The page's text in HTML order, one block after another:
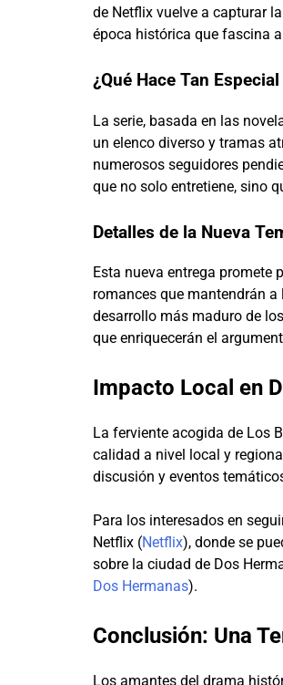
de Netflix vuelve a capturar
época histórica que fascina
¿Qué Hace Tan
La serie, basada en las
un elenco diverso y tramas
numerosos seguidores
que no solo entretiene, sino
Detalles de la Nueva
Esta nueva entrega promete
romances que mantendrán
desarrollo más maduro de
que enriquecerán el
Impacto Local en
La ferviente acogida de Los
calidad a nivel local y
discusión y eventos
Para los interesados en
Netflix (Netflix), donde se
sobre la ciudad de Dos
Dos Hermanas).
Conclusión: Una
Los amantes del drama